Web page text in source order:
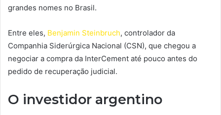
grandes nomes no Brasil.
Entre eles, Benjamin Steinbruch, controlador da
Companhia Siderúrgica Nacional (CSN), que chegou a
negociar a compra da InterCement até pouco antes do
pedido de recuperação judicial.
O investidor argentino